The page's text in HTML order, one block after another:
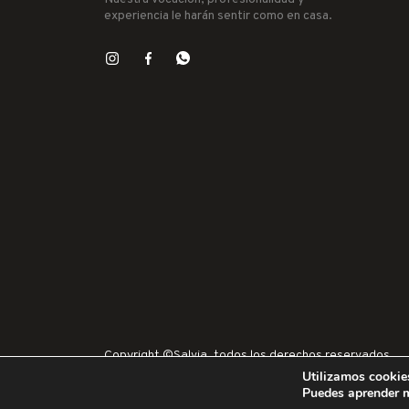
INDEX
INOFIX
Utilizamos
Puedes
experiencia le harán sentir como en casa.
Copyright ©Salvia, todos los derechos reservados